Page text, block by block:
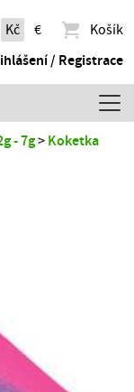
Kč €
Košík
/ Registrace
- 7g
Koketka